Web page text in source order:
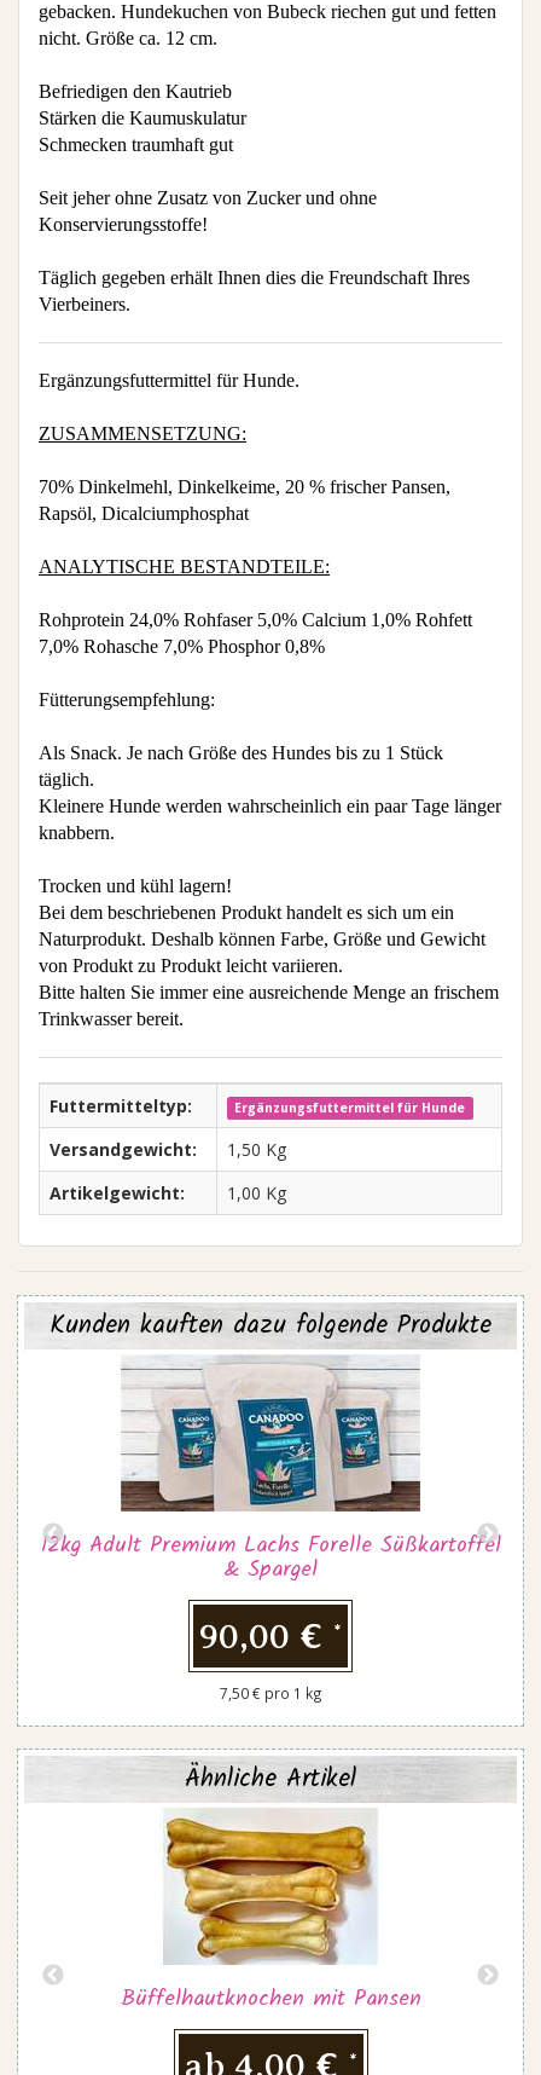
gebacken. Hundekuchen von Bubeck riechen gut und fetten
nicht. Größe ca. 12 cm.
Befriedigen den Kautrieb
Stärken die Kaumuskulatur
Schmecken traumhaft gut
Seit jeher ohne Zusatz von Zucker und ohne
Konservierungsstoffe!
Täglich gegeben erhält Ihnen dies die Freundschaft Ihres
Vierbeiners.
Ergänzungsfuttermittel für Hunde.
ZUSAMMENSETZUNG:
70% Dinkelmehl, Dinkelkeime, 20 % frischer Pansen,
Rapsöl, Dicalciumphosphat
ANALYTISCHE BESTANDTEILE:
Rohprotein 24,0% Rohfaser 5,0% Calcium 1,0% Rohfett
7,0% Rohasche 7,0% Phosphor 0,8%
Fütterungsempfehlung:
Als Snack. Je nach Größe des Hundes bis zu 1 Stück
täglich.
Kleinere Hunde werden wahrscheinlich ein paar Tage länger
knabbern.
Trocken und kühl lagern!
Bei dem beschriebenen Produkt handelt es sich um ein
Naturprodukt. Deshalb können Farbe, Größe und Gewicht
von Produkt zu Produkt leicht variieren.
Bitte halten Sie immer eine ausreichende Menge an frischem
Trinkwasser bereit.
Futtermitteltyp: Ergänzungsfuttermittel für Hunde
Versandgewicht:
1,50 Kg
Artikelgewicht:
1,00 Kg
Kunden kauften dazu folgende Produkte
12kg Adult Premium Lachs Forelle Süßkartoffel
& Spargel
90,00 € *
7,50 € pro 1 kg
Ähnliche Artikel
Büffelhautknochen mit Pansen
ab 4,00 € *